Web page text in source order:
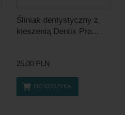
Śliniak dentystyczny z
kieszenią Dentix Pro...
25,00 PLN
DO KOSZYKA